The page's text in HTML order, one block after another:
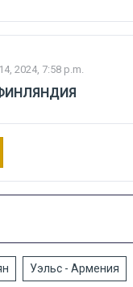
2024, 7:58 p.m.
Уэльс - Армения